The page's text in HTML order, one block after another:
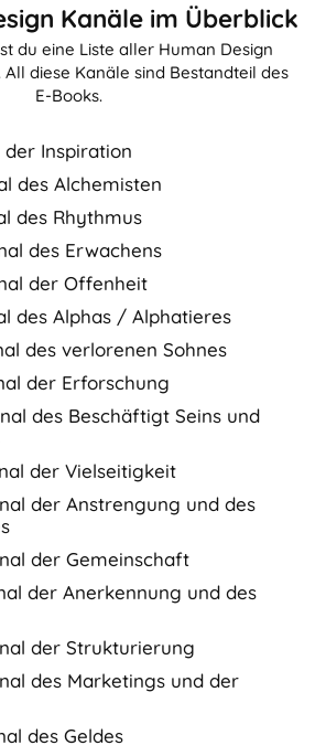
Kanäle im Überblick
du eine Liste aller Human Design
diese Kanäle sind Bestandteil des
E-Books.
der Inspiration
des Alchemisten
des Rhythmus
des Erwachens
der Offenheit
des Alphas / Alphatieres
des verlorenen Sohnes
der Erforschung
des Beschäftigt Seins und
der Vielseitigkeit
der Anstrengung und des
der Gemeinschaft
der Anerkennung und des
der Strukturierung
des Marketings und der
des Geldes